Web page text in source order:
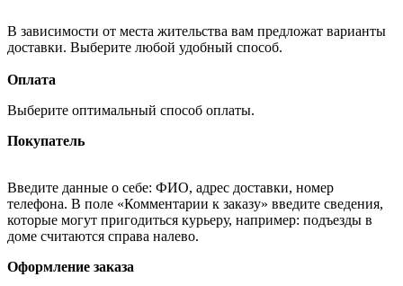
В зависимости от места жительства вам предложат варианты
доставки. Выберите любой удобный способ.
Оплата
Выберите оптимальный способ оплаты.
Покупатель
Введите данные о себе: ФИО, адрес доставки, номер
телефона. В поле «Комментарии к заказу» введите сведения,
которые могут пригодиться курьеру, например: подъезды в
доме считаются справа налево.
Оформление заказа